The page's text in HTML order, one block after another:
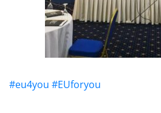
#eu4yоu #EUforyou